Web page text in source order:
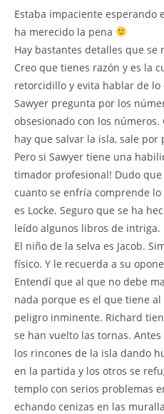
Estaba impaciente esperando
ha merecido la pena
Hay bastantes detalles que se
Creo que tienes razón y es la
retorcidillo y evita hablar de
Sawyer pregunta por los
obsesionado con los
hay que salvar la isla, sale por
Pero si Sawyer tiene una
timador profesional! Dudo que
cuanto se enfría comprende lo
es Locke. Seguro que se ha
leído algunos libros de intriga.
El niño de la selva es Jacob.
físico. Y le recuerda a su
Entendí que al que no debe
nada porque es el que tiene
peligro inminente. Richard
se han vuelto las tornas.
los rincones de la isla dando
en la partida y los otros se
templo con serios problemas
echando cenizas en las